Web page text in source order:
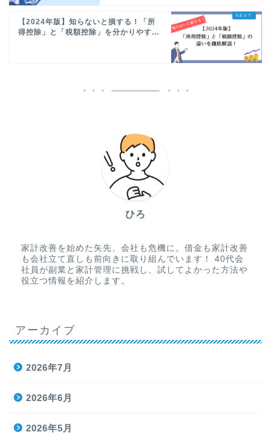
【2024年版】知らないと損する！「所
得控除」と「税額控除」を分かりやす...
ひろ
家計改善を始めた矢先、会社も危機に。借金も家計改善
も会社立て直しも前向きに取り組んでいます！ 40代会
社員が副業と家計管理に挑戦し、試してよかった方法や
役立つ情報を紹介します。
アーカイブ
2026年7月
2026年6月
2026年5月